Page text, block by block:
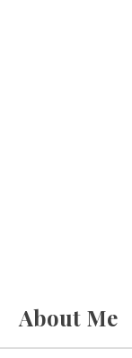
About Me